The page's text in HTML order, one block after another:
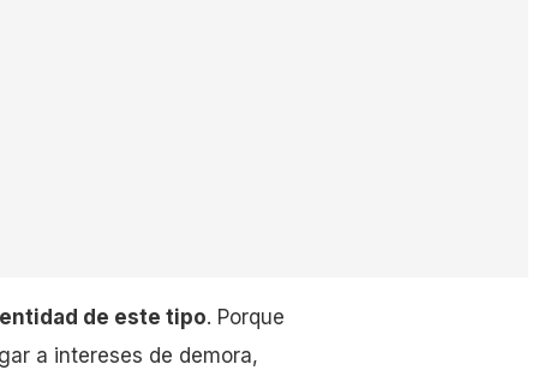
de este tipo. Porque
a intereses de demora,